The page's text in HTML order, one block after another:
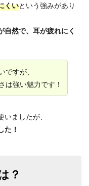
くいという強みがあり
自然で、耳が疲れにく
ですが、
は強い魅力です！
ましたが、
た！
？